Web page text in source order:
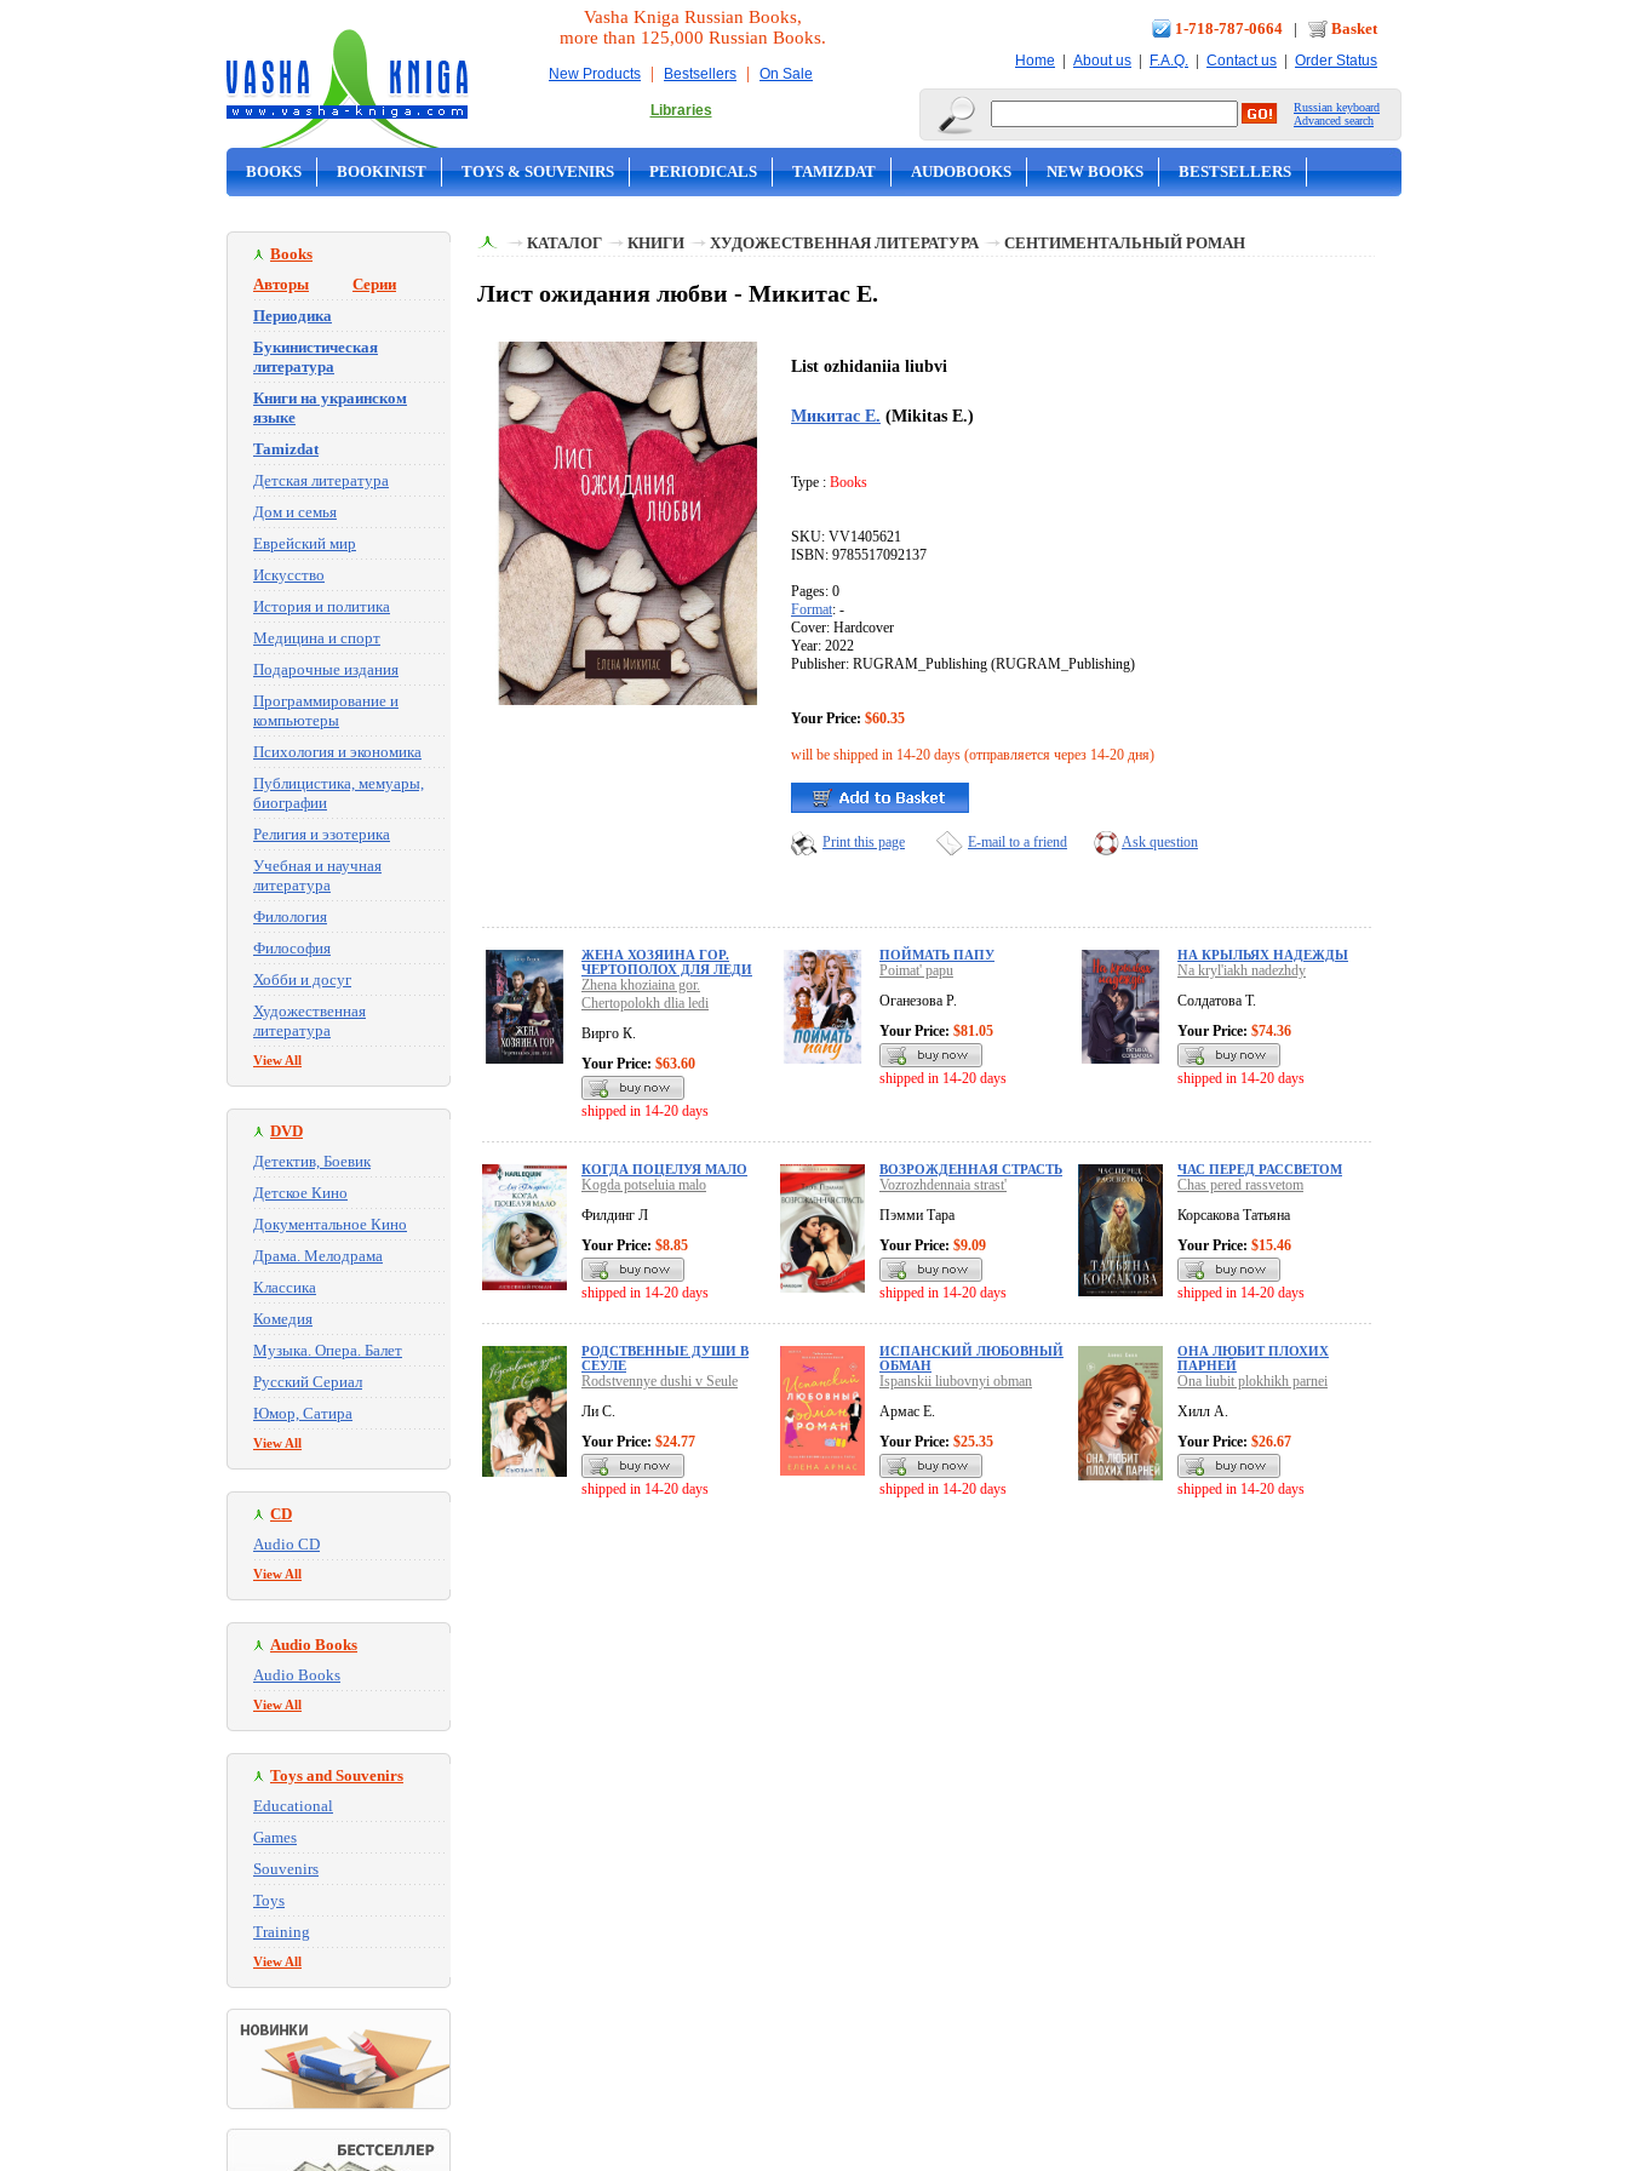
Vasha Kniga Russian Books,
more than 125,000 Russian Books.
New Products | Bestsellers | On Sale
Libraries
1-718-787-0664 | Basket
Home | About us | F.A.Q. | Contact us | Order Status
Russian keyboard
Advanced search
BOOKS BOOKINIST TOYS & SOUVENIRS PERIODICALS TAMIZDAT AUDOBOOKS NEW BOOKS BESTSELLERS
Books
Авторы
Серии
Периодика
Букинистическая
литература
Книги на украинском
языке
Tamizdat
Детская литература
Дом и семья
Еврейский мир
Искусство
История и политика
Медицина и спорт
Подарочные издания
Программирование и
компьютеры
Психология и экономика
Публицистика, мемуары,
биографии
Религия и эзотерика
Учебная и научная
литература
Филология
Философия
Хобби и досуг
Художественная
литература
View All
DVD
Детектив, Боевик
Детское Кино
Документальное Кино
Драма. Мелодрама
Классика
Комедия
Музыка. Опера. Балет
Русский Сериал
Юмор, Сатира
View All
CD
Audio CD
View All
Audio Books
Audio Books
View All
Toys and Souvenirs
Educational
Games
Souvenirs
Toys
Training
View All
КАТАЛОГ КНИГИ ХУДОЖЕСТВЕННАЯ ЛИТЕРАТУРА СЕНТИМЕНТАЛЬНЫЙ РОМАН
Лист ожидания любви - Микитас Е.
List ozhidaniia liubvi
Микитас Е. (Mikitas E.)
Type : Books
SKU: VV1405621
ISBN: 9785517092137
Pages: 0
Format: -
Cover: Hardcover
Year: 2022
Publisher: RUGRAM_Publishing (RUGRAM_Publishing)
Your Price: $60.35
will be shipped in 14-20 days (отправляется через 14-20 дня)
Print this page E-mail to a friend Ask question
ЖЕНА ХОЗЯИНА ГОР.
ЧЕРТОПОЛОХ ДЛЯ ЛЕДИ
Zhena khoziaina gor.
Chertopolokh dlia ledi
Вирго К.
Your Price: $63.60
shipped in 14-20 days
ПОЙМАТЬ ПАПУ
Poimat' papu
Оганезова Р.
Your Price: $81.05
shipped in 14-20 days
НА КРЫЛЬЯХ НАДЕЖДЫ
Na kryl'iakh nadezhdy
Солдатова Т.
Your Price: $74.36
shipped in 14-20 days
КОГДА ПОЦЕЛУЯ МАЛО
Kogda potseluia malo
Филдинг Л
Your Price: $8.85
shipped in 14-20 days
ВОЗРОЖДЕННАЯ СТРАСТЬ
Vozrozhdennaia strast'
Пэмми Тара
Your Price: $9.09
shipped in 14-20 days
ЧАС ПЕРЕД РАССВЕТОМ
Chas pered rassvetom
Корсакова Татьяна
Your Price: $15.46
shipped in 14-20 days
РОДСТВЕННЫЕ ДУШИ В
СЕУЛЕ
Rodstvennye dushi v Seule
Ли С.
Your Price: $24.77
shipped in 14-20 days
ИСПАНСКИЙ ЛЮБОВНЫЙ
ОБМАН
Ispanskii liubovnyi obman
Армас Е.
Your Price: $25.35
shipped in 14-20 days
ОНА ЛЮБИТ ПЛОХИХ
ПАРНЕЙ
Ona liubit plokhikh parnei
Хилл А.
Your Price: $26.67
shipped in 14-20 days